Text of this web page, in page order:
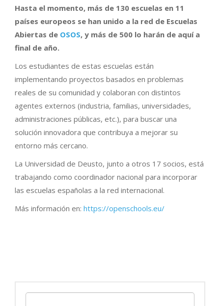
Hasta el momento, más de 130 escuelas en 11
países europeos se han unido a la red de Escuelas
Abiertas de OSOS, y más de 500 lo harán de aquí a
final de año.
Los estudiantes de estas escuelas están
implementando proyectos basados en problemas
reales de su comunidad y colaboran con distintos
agentes externos (industria, familias, universidades,
administraciones públicas, etc.), para buscar una
solución innovadora que contribuya a mejorar su
entorno más cercano.
La Universidad de Deusto, junto a otros 17 socios, está
trabajando como coordinador nacional para incorporar
las escuelas españolas a la red internacional.
Más información en: https://openschools.eu/